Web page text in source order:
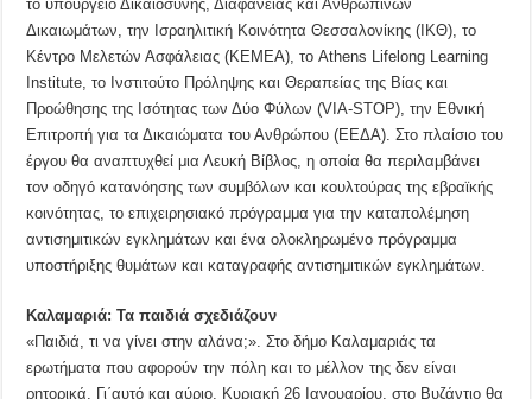
το υπουργείο Δικαιοσύνης, Διαφάνειας και Ανθρωπίνων
Δικαιωμάτων, την Ισραηλιτική Κοινότητα Θεσσαλονίκης (ΙΚΘ), το
Κέντρο Μελετών Ασφάλειας (ΚΕΜΕΑ), το Athens Lifelong Learning
Institute, το Ινστιτούτο Πρόληψης και Θεραπείας της Βίας και
Προώθησης της Ισότητας των Δύο Φύλων (VIA-STOP), την Εθνική
Επιτροπή για τα Δικαιώματα του Ανθρώπου (ΕΕΔΑ). Στο πλαίσιο του
έργου θα αναπτυχθεί μια Λευκή Βίβλος, η οποία θα περιλαμβάνει
τον οδηγό κατανόησης των συμβόλων και κουλτούρας της εβραϊκής
κοινότητας, το επιχειρησιακό πρόγραμμα για την καταπολέμηση
αντισημιτικών εγκλημάτων και ένα ολοκληρωμένο πρόγραμμα
υποστήριξης θυμάτων και καταγραφής αντισημιτικών εγκλημάτων.
Καλαμαριά: Τα παιδιά σχεδιάζουν
«Παιδιά, τι να γίνει στην αλάνα;». Στο δήμο Καλαμαριάς τα
ερωτήματα που αφορούν την πόλη και το μέλλον της δεν είναι
ρητορικά. Γι΄αυτό και αύριο, Κυριακή 26 Ιανουαρίου, στο Βυζάντιο θα